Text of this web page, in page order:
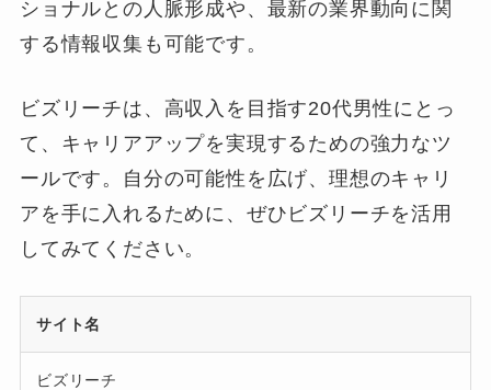
ショナルとの人脈形成や、最新の業界動向に関
する情報収集も可能です。
ビズリーチは、高収入を目指す20代男性にとっ
て、キャリアアップを実現するための強力なツ
ールです。自分の可能性を広げ、理想のキャリ
アを手に入れるために、ぜひビズリーチを活用
してみてください。
サイト名
ビズリーチ